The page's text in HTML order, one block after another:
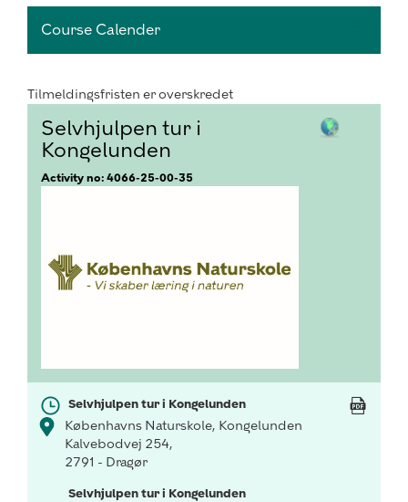
Course Calender
Tilmeldingsfristen er overskredet
Selvhjulpen tur i
Kongelunden
Activity no: 4066-25-00-35
Selvhjulpen tur i Kongelunden
Københavns Naturskole, Kongelunden
Kalvebodvej 254,
2791 - Dragør
Selvhjulpen tur i Kongelunden